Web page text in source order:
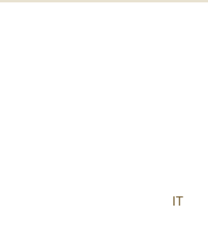
IT